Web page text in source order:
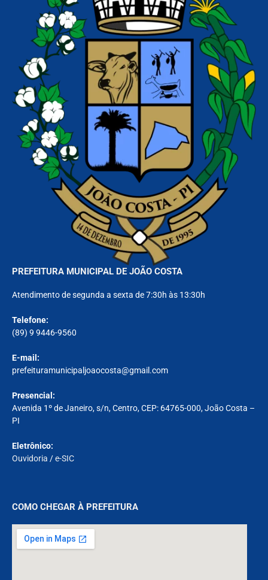
PREFEITURA MUNICIPAL DE JOÃO COSTA
Atendimento de segunda a sexta de 7:30h às 13:30h
Telefone:
(89) 9 9446-9560
E-mail:
prefeituramunicipaljoaocosta@gmail.com
Presencial:
Avenida 1º de Janeiro, s/n, Centro, CEP: 64765-000, João Costa –
PI
Eletrônico:
Ouvidoria /e-SIC
COMO CHEGAR À PREFEITURA